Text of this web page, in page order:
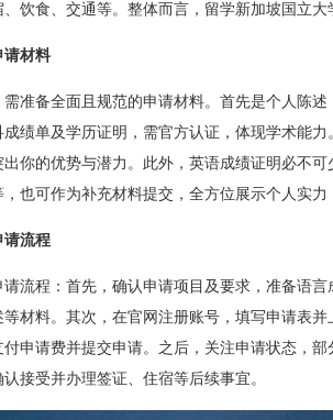
饮食、交通等。整体而言，留学新加坡国立大
请材料
准备全面且规范的申请材料。首先是个人陈
绩单及学历证明，需官方认证，体现学术能
你的优势与潜力。此外，英语成绩证明必不
也可作为补充材料提交，全方位展示个人实力
请流程
流程：首先，确认申请项目及要求，准备语
材料。其次，在官网注册账号，填写申请表
申请费并提交申请。之后，关注申请状态，
接受并办理签证、住宿等后续事宜。